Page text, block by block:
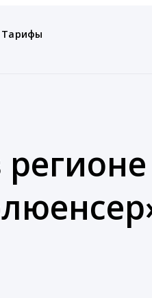
Тарифы